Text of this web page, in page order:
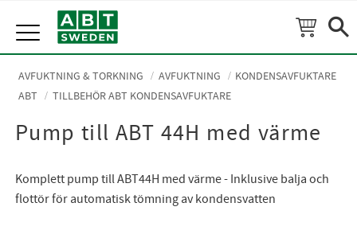
Meny
AVFUKTNING & TORKNING AVFUKTNING
KONDENSAVFUKTARE
ABT
TILLBEHÖR ABT KONDENSAVFUKTARE
Pump till ABT 44H med värme
Komplett pump till ABT44H med värme - Inklusive balja och
flottör för automatisk tömning av kondensvatten